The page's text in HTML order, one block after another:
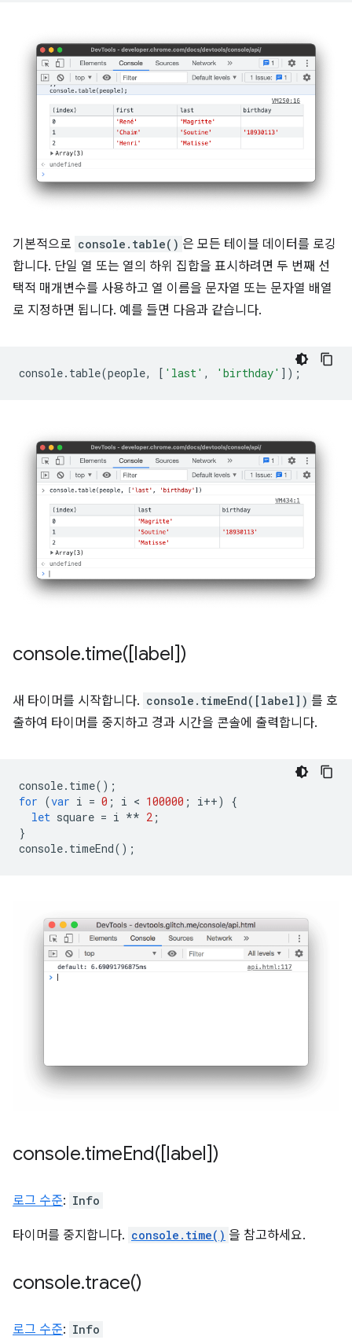
기본적으로 console.table() 은 모든 테이블 데이터를 로깅
합니다. 단일 열 또는 열의 하위 집합을 표시하려면 두 번째 선
택적 매개변수를 사용하고 열 이름을 문자열 또는 문자열 배열
로 지정하면 됩니다. 예를 들면 다음과 같습니다.
console. table(people, [ 'last' , 'birthday' ]);
console.time([label])
새 타이머를 시작합니다. console.timeEnd([label]) 를 호
출하여 타이머를 중지하고 경과 시간을 콘솔에 출력합니다.
console. time();
for (var i = 0 ; i < 100000 ; i++)
{
let square = i ** 2 ;
}
console. timeEnd();
console.timeEnd([label])
로그 수준: Info
타이머를 중지합니다. console.time() 을 참고하세요.
console.trace()
로그 수준: Info